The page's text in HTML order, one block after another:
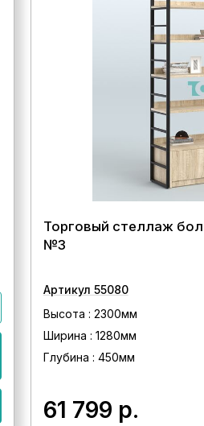
Торговый стеллаж
№3
Артикул 55080
Высота : 2300мм
Ширина : 1280мм
Глубина : 450мм
61 799 р.